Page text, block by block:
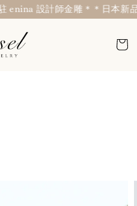
設計師金雕＊ ＊日本新品